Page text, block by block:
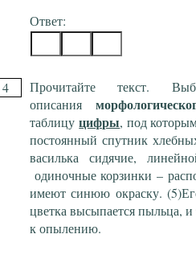
Ответ:
4
Прочитайте текст.
описания
таблицуцифры, под
постоянный спутник
василька сидячие,
одиночные корзинки –
имеют синюю окраску.
цветка высыпается пыльца,
к опылению.